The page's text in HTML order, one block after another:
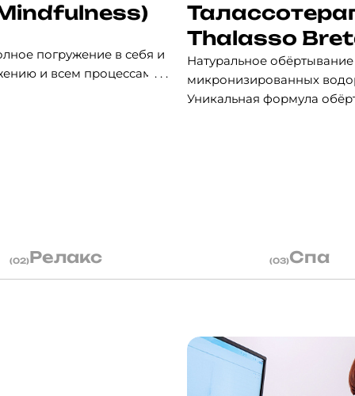
погружение в себя и
и всем процессам,
освоите новые телесные
внутренней
Thalasso
Натуральное
микронизированных
Уникальная формула
«Талассо
магния
«Три чая»
внешнего
Релакс
(02) Спа
(03)